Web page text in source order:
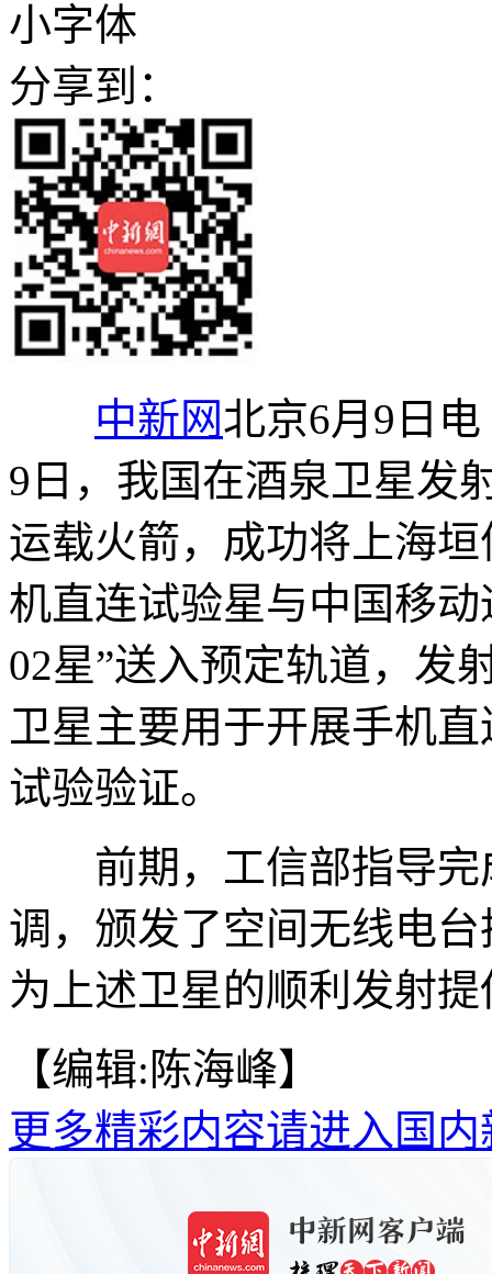
小字体
分享到：
中新网北京6月9日
9日，我国在酒泉卫星发
运载火箭，成功将上海
机直连试验星与中国移
02星”送入预定轨道，发
卫星主要用于开展手机
试验验证。
前期，工信部指导完
调，颁发了空间无线电
为上述卫星的顺利发射
【编辑:陈海峰】
更多精彩内容请进入国内